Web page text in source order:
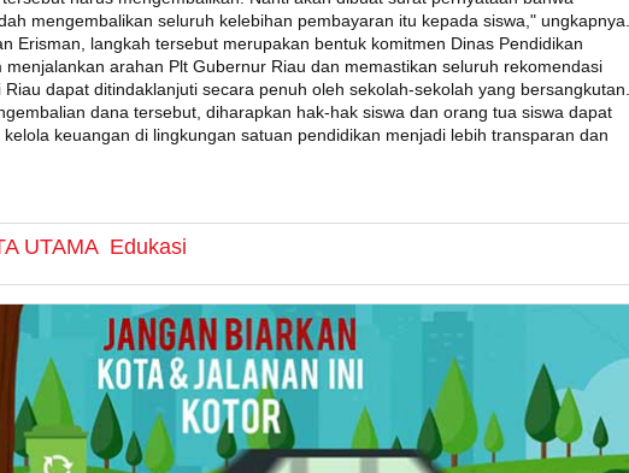
mengembalikan seluruh kelebihan pembayaran itu kepada siswa," ungkapnya.
Erisman, langkah tersebut merupakan bentuk komitmen Dinas Pendidikan
menjalankan arahan Plt Gubernur Riau dan memastikan seluruh rekomendasi
dapat ditindaklanjuti secara penuh oleh sekolah-sekolah yang bersangkutan.
dana tersebut, diharapkan hak-hak siswa dan orang tua siswa dapat
keuangan di lingkungan satuan pendidikan menjadi lebih transparan dan
UTAMA Edukasi